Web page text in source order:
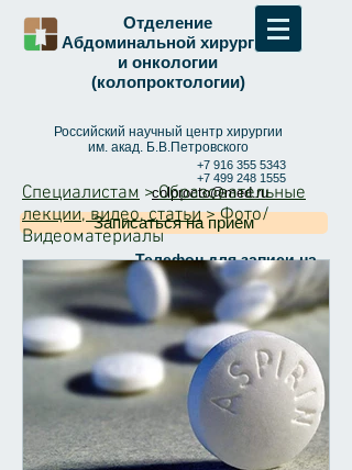
Отделение
Абдоминальной хирургии
и онкологии
(колопроктологии)
Российский научный центр хирургии
им. акад. Б.В.Петровского
+7 916 355 5343
+7 499 248 1555
colprocto@med.ru
Записаться на прием
Телефон для записи на
колоноскопию:
8-499-248-15-55
Специалистам >Образовательные
лекции, видео, статьи> Фото/
Видеоматериалы